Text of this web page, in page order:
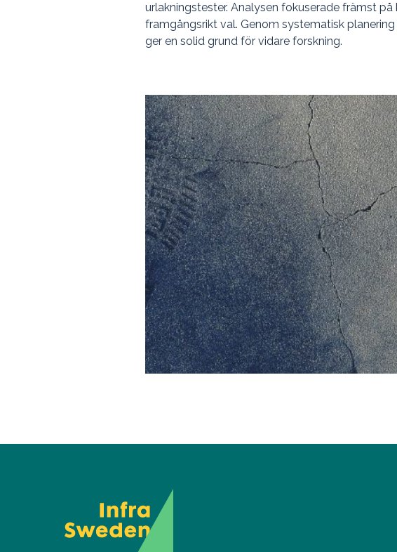
urlakningstester. Analysen fokuserade främst
framgångsrikt val. Genom systematisk
ger en solid grund för vidare forskning.